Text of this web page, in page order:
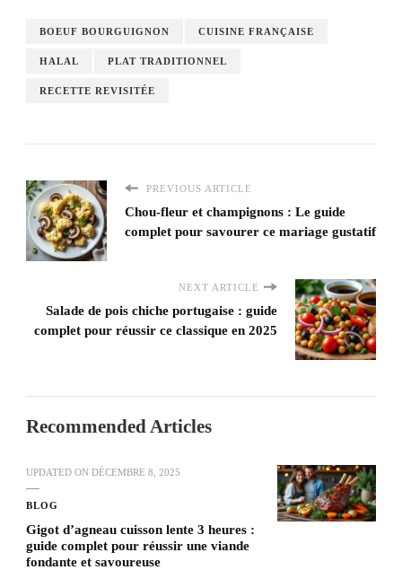
BOEUF BOURGUIGNON CUISINE FRANÇAISE
HALAL PLAT TRADITIONNEL
RECETTE REVISITÉE
PREVIOUS ARTICLE
Chou-fleur et champignons : Le guide
complet pour savourer ce mariage gustatif
NEXT ARTICLE
Salade de pois chiche portugaise : guide
complet pour réussir ce classique en 2025
Recommended Articles
UPDATED ON DÉCEMBRE 8, 2025
BLOG
Gigot d’agneau cuisson lente 3 heures :
guide complet pour réussir une viande
fondante et savoureuse